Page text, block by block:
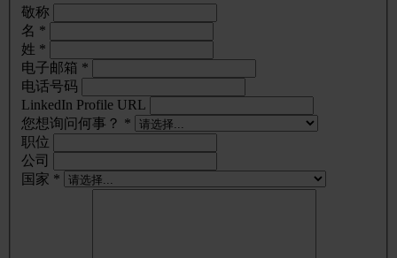
敬称
名 *
姓 *
电子邮箱 *
电话号码
LinkedIn Profile URL
您想询问何事？ *
职位
公司
国家 *